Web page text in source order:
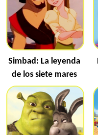
Simbad: La leyenda
de los siete mares